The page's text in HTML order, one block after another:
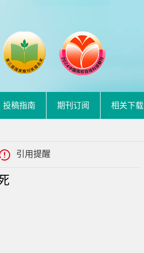
投稿指南 期刊订阅 相关下载
引用提醒